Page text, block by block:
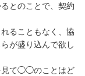
とのことで、契約
ることもなく、協
が盛り込んで欲し
見て◯◯のことはど